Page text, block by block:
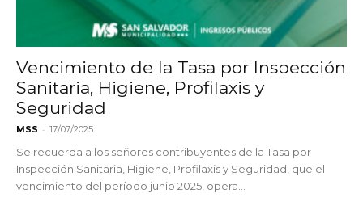
Vencimiento de la Tasa por Inspección
Sanitaria, Higiene, Profilaxis y
Seguridad
MSS - 17/07/2025
Se recuerda a los señores contribuyentes de la Tasa por
Inspección Sanitaria, Higiene, Profilaxis y Seguridad, que el
vencimiento del período junio 2025, opera...